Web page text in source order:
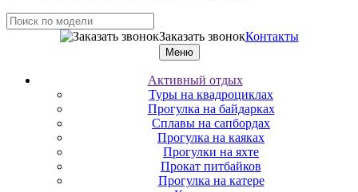
Заказать звонокКонтакты
Меню
Активный отдых
Туры на квадроциклах
Прогулка на байдарках
Сплавы на сапбордах
Прогулка на каяках
Прогулки на яхте
Прокат питбайков
Прогулка на катере